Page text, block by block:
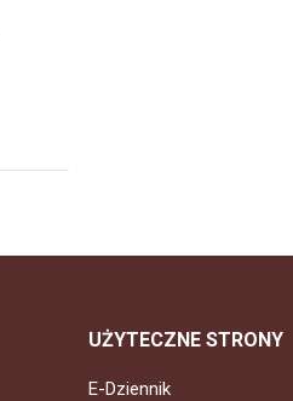
UŻYTECZNE STRONY
E-Dziennik